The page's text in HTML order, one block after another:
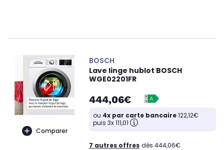
Comparer
BOSCH
Lave linge hublot BOSCH
WGE02201FR
444,06€
ou 4x par carte bancaire122,12€
puis 3x 111,01
7 autres offres dès 444,06€